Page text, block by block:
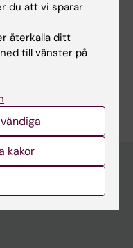
under
du att vi sparar
återkalla ditt
till vänster på
kakor